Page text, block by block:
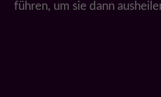
führen, um sie dann